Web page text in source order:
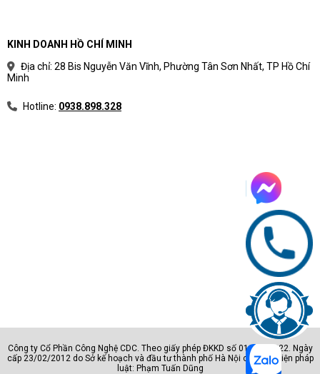
KINH DOANH HỒ CHÍ MINH
Địa chỉ: 28 Bis Nguyễn Văn Vĩnh, Phường Tân Sơn Nhất, TP Hồ Chí
Minh
Hotline: 0938.898.328
Công ty Cổ Phần Công Nghệ CDC. Theo giấy phép ĐKKD số 0105801222. Ngày
cấp 23/02/2012 do Sở kế hoạch và đầu tư thành phố Hà Nội cấp. Đại diện pháp
luật: Phạm Tuấn Dũng